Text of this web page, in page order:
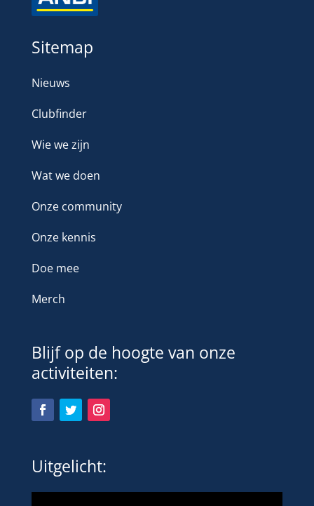
Sitemap
Nieuws
Clubfinder
Wie we zijn
Wat we doen
Onze community
Onze kennis
Doe mee
Merch
Blijf op de hoogte van onze
activiteiten:
Uitgelicht: